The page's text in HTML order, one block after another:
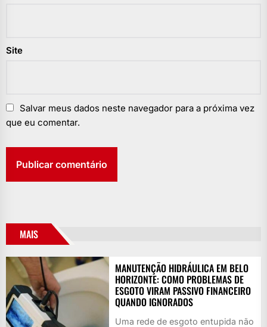
Site
Salvar meus dados neste navegador para a próxima vez
que eu comentar.
MAIS
MANUTENÇÃO HIDRÁULICA EM BELO
HORIZONTE: COMO PROBLEMAS DE
ESGOTO VIRAM PASSIVO FINANCEIRO
QUANDO IGNORADOS
Uma rede de esgoto entupida não